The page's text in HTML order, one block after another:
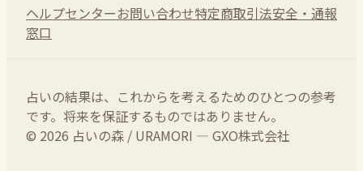
ヘルプセンターお問い合わせ特定商取引法安全・通報
窓口
占いの結果は、これからを考えるためのひとつの参考
です。将来を保証するものではありません。
© 2026 占いの森 / URAMORI — GXO株式会社